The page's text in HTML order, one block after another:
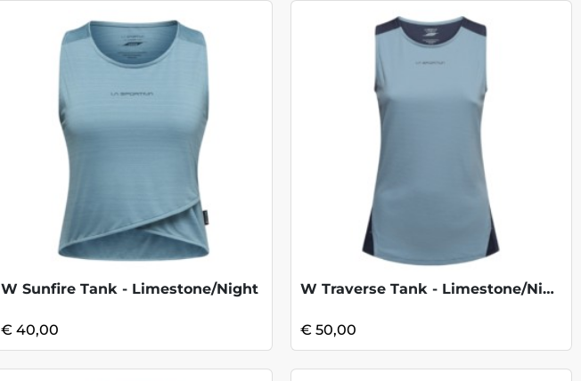
W Sunfire Tank - Limestone/Night
€ 40,00
W Traverse Tank - Limestone/Night Sky
€ 50,00